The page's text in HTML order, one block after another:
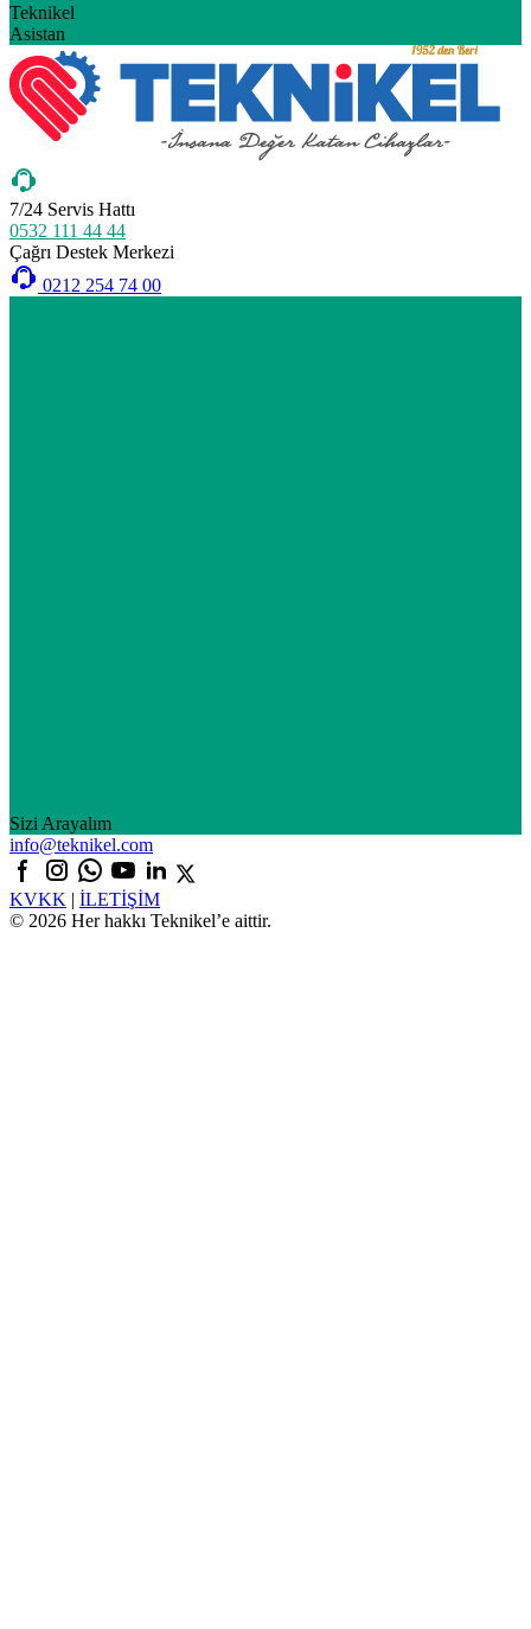
Teknikel
Asistan
7/24 Servis Hattı
0532 111 44 44
Çağrı Destek Merkezi
0212 254 74 00
Sizi Arayalım
info@teknikel.com
KVKK | İLETİŞİM
© 2026 Her hakkı Teknikel’e aittir.